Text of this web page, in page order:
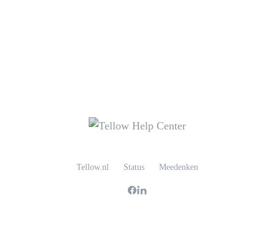
Tellow.nl Status Meedenken